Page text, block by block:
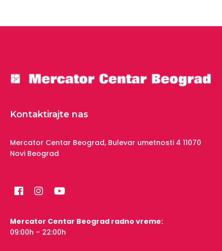
Kontaktirajte nas
Mercator Centar Beograd, Bulevar umetnosti 4 11070
Novi Beograd
Mercator Centar Beograd radno vreme:
09:00h – 22:00h